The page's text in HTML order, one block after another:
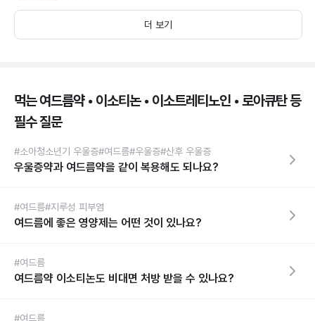
더 보기
먹는 여드름약 • 이소티논 • 이소트레티노인 • 로아큐탄 등
필수 질문
#소아청소년기 우울증#여드름#우울증#산후 우울증
우울증약과 여드름약을 같이 복용해도 되나요?
#여드름#지루성 피부염
여드름에 좋은 영양제는 어떤 것이 있나요?
#여드름
여드름약 이소티논도 비대면 처방 받을 수 있나요?
#여드름